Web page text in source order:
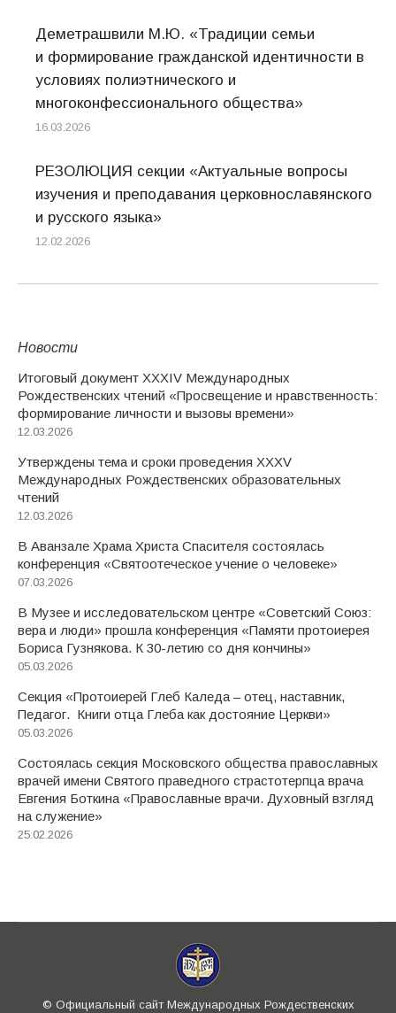
Деметрашвили М.Ю. «Традиции семьи
и формирование гражданской идентичности в
условиях полиэтнического и
многоконфессионального общества»
16.03.2026
РЕЗОЛЮЦИЯ секции «Актуальные вопросы
изучения и преподавания церковнославянского
и русского языка»
12.02.2026
Новости
Итоговый документ XXХIV Международных
Рождественских чтений «Просвещение и нравственность:
формирование личности и вызовы времени»
12.03.2026
Утверждены тема и сроки проведения XXXV
Международных Рождественских образовательных
чтений
12.03.2026
В Аванзале Храма Христа Спасителя состоялась
конференция «Святоотеческое учение о человеке»
07.03.2026
В Музее и исследовательском центре «Советский Союз:
вера и люди» прошла конференция «Памяти протоиерея
Бориса Гузнякова. К 30-летию со дня кончины»
05.03.2026
Секция «Протоиерей Глеб Каледа – отец, наставник,
Педагог. Книги отца Глеба как достояние Церкви»
05.03.2026
Состоялась секция Московского общества православных
врачей имени Святого праведного страстотерпца врача
Евгения Боткина «Православные врачи. Духовный взгляд
на служение»
25.02.2026
© Официальный сайт Международных Рождественских